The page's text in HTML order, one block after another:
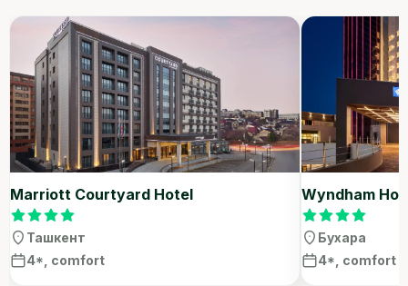
Marriott Courtyard Hotel
Ташкент
4*, comfort
Wyndham
Бухара
4*, comfort